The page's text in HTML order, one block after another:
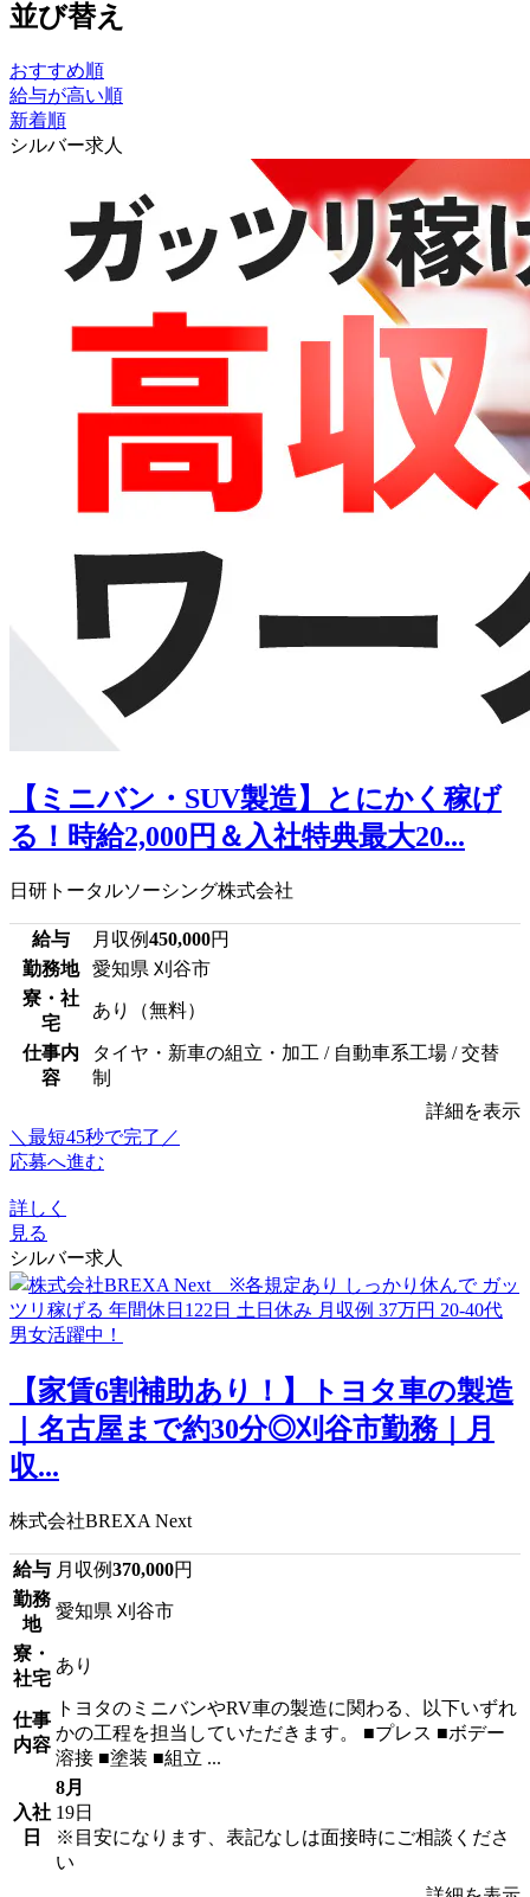
並び替え
おすすめ順
給与が高い順
新着順
シルバー求人
【ミニバン・SUV製造】とにかく稼げ
る！時給2,000円＆入社特典最大20...
日研トータルソーシング株式会社
給与 月収例450,000円
勤務地
愛知県 刈谷市
寮・社
宅
あり（無料）
仕事内
容
タイヤ・新車の組立・加工 / 自動車系工場 / 交替
制
詳細を表示
＼最短45秒で完了／
応募へ進む
詳しく
見る
シルバー求人
【家賃6割補助あり！】トヨタ車の製造
｜名古屋まで約30分◎刈谷市勤務｜月
収...
株式会社BREXA Next
給与 月収例370,000円
勤務
地
愛知県 刈谷市
寮・
社宅
あり
仕事
内容
トヨタのミニバンやRV車の製造に関わる、以下いずれ
かの工程を担当していただきます。 ■プレス ■ボデー
溶接 ■塗装 ■組立 ...
入社
日
8月
19日
※目安になります、表記なしは面接時にご相談くださ
い